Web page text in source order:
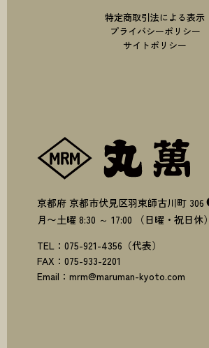
特定商取引法による表示
プライバシーポリシー
サイトポリシー
京都府 京都市伏見区羽束師古川町 306
月〜土曜 8:30 ～ 17:00
（日曜・祝日休）
TEL： 075-921-4356 （代表）
FAX： 075-933-2201
Email： mrm@maruman-kyoto.com